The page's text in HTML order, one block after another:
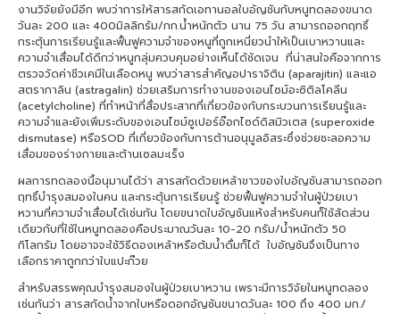
งานวิจัยยังมีอีก พบว่าการให้สารสกัดเอทานอลใบอัญชันกับหนูทดลองขนาด
วันละ 200 และ 400มิลลิกรัม/กก.น้ำหนักตัว นาน 75 วัน สามารถออกฤทธิ์
กระตุ้นการเรียนรู้และฟื้นฟูความจำของหนูที่ถูกเหนี่ยวนำให้เป็นเบาหวานและ
ความจำเสื่อมได้ดีกว่าหนูกลุ่มควบคุมอย่างเห็นได้ชัดเจน ที่น่าสนใจคือจากการ
ตรวจวัดค่าชีวเคมีในเลือดหนู พบว่าสารสำคัญอปาราจิติน (aparajitin) และแอ
สตรากาลิน (astragalin) ช่วยเสริมการทำงานของเอนไซม์อะซิติลโคลีน
(acetylcholine) ที่ทำหน้าที่สื่อประสาทที่เกี่ยวข้องกับกระบวนการเรียนรู้และ
ความจำและยังเพิ่มระดับของเอนไซม์ซูเปอร์อ๊อกไซด์ดิสมิวเตส (superoxide
dismutase) หรือSOD ที่เกี่ยวข้องกับการต้านอนุมูลอิสระซึ่งช่วยชะลอความ
เสื่อมของร่างกายและต้านเซลมะเร็ง
ผลการทดลองนี้อนุมานได้ว่า สารสกัดด้วยเหล้าขาวของใบอัญชันสามารถออก
ฤทธิ์บำรุงสมองในคน และกระตุ้นการเรียนรู้ ช่วยฟื้นฟูความจำในผู้ป่วยเบา
หวานที่ความจำเสื่อมได้เช่นกัน โดยขนาดใบอัญชันแห้งสำหรับคนก็ใช้สัดส่วน
เดียวกับที่ใช้ในหนูทดลองคือประมาณวันละ 10-20 กรัม/น้ำหนักตัว 50
กิโลกรัม โดยอาจจะใช้วิธีดองเหล้าหรือต้มน้ำดื่มก็ได้ ใบอัญชันจึงเป็นทาง
เลือกราคาถูกกว่าใบแปะก๊วย
สำหรับสรรพคุณบำรุงสมองในผู้ป่วยเบาหวาน เพราะมีการวิจัยในหนูทดลอง
เช่นกันว่า สารสกัดน้ำจากใบหรือดอกอัญชันขนาดวันละ 100 ถึง 400 มก./